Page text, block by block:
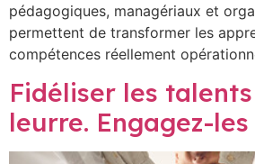
pédagogiques, managériaux et
permettent de transformer les
compétences réellement
Fidéliser les
leurre. Engagez-les